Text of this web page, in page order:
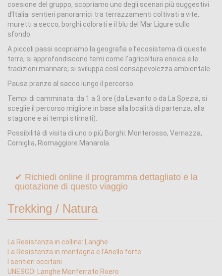
coesione del gruppo, scopriamo uno degli scenari più suggestivi
d’Italia: sentieri panoramici tra terrazzamenti coltivati a vite,
muretti a secco, borghi colorati e il blu del Mar Ligure sullo
sfondo.
A piccoli passi scopriamo la geografia e l’ecosistema di queste
terre, si approfondiscono temi come l’agricoltura enoica e le
tradizioni marinare; si sviluppa così consapevolezza ambientale.
Pausa pranzo al sacco lungo il percorso.
Tempi di camminata: da 1 a 3 ore (da Levanto o da La Spezia, si
sceglie il percorso migliore in base alla località di partenza, alla
stagione e ai tempi stimati).
Possibilità di visita di uno o più Borghi: Monterosso, Vernazza,
Corniglia, Riomaggiore Manarola.
✔ Richiedi online il programma dettagliato e la
quotazione di questo viaggio
Trekking / Natura
La Resistenza in collina: Langhe
La Resistenza in montagna e l'Anello forte
I sentieri occitani
UNESCO: Langhe Monferrato Roero